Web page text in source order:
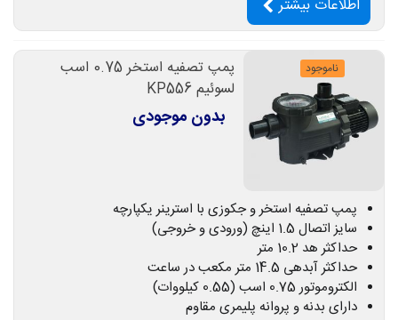
اطلاعات بیشتر
ناموجود
پمپ تصفیه استخر 0.75 اسب
لسوئیم KP556
بدون موجودی
پمپ تصفیه استخر و جکوزی با استرینر یکپارچه
سایز اتصال 1.5 اینچ (ورودی و خروجی)
حداکثر هد 10.2 متر
حداکثر آبدهی 14.5 متر مکعب در ساعت
الکتروموتور 0.75 اسب (0.55 کیلووات)
دارای بدنه و پروانه پلیمری مقاوم